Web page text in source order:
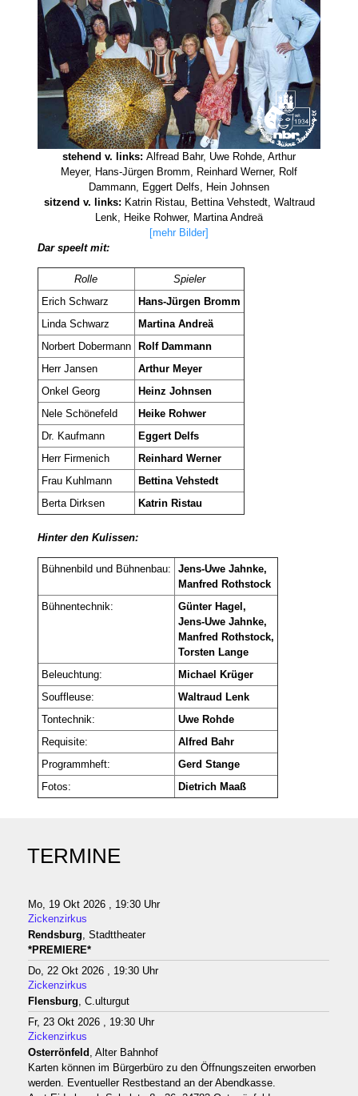
stehend v. links: Alfread Bahr, Uwe Rohde, Arthur
Meyer, Hans-Jürgen Bromm, Reinhard Werner, Rolf
Dammann, Eggert Delfs, Hein Johnsen
sitzend v. links: Katrin Ristau, Bettina Vehstedt, Waltraud
Lenk, Heike Rohwer, Martina Andreä
[mehr Bilder]
Dar speelt mit:
Rolle
Spieler
Erich Schwarz
Hans-Jürgen Bromm
Linda Schwarz
Martina Andreä
Norbert Dobermann
Rolf Dammann
Herr Jansen
Arthur Meyer
Onkel Georg
Heinz Johnsen
Nele Schönefeld
Heike Rohwer
Dr. Kaufmann
Eggert Delfs
Herr Firmenich
Reinhard Werner
Frau Kuhlmann
Bettina Vehstedt
Berta Dirksen
Katrin Ristau
Hinter den Kulissen:
Bühnenbild und Bühnenbau:
Jens-Uwe Jahnke,
Manfred Rothstock
Bühnentechnik:
Günter Hagel,
Jens-Uwe Jahnke,
Manfred Rothstock,
Torsten Lange
Beleuchtung:
Michael Krüger
Souffleuse:
Waltraud Lenk
Tontechnik:
Uwe Rohde
Requisite:
Alfred Bahr
Programmheft:
Gerd Stange
Fotos:
Dietrich Maaß
TERMINE
Mo, 19 Okt 2026 , 19:30 Uhr
Zickenzirkus
Rendsburg, Stadttheater
*PREMIERE*
Do, 22 Okt 2026 , 19:30 Uhr
Zickenzirkus
Flensburg, C.ulturgut
Fr, 23 Okt 2026 , 19:30 Uhr
Zickenzirkus
Osterrönfeld , Alter Bahnhof
Karten können im Bürgerbüro zu den Öffnungszeiten erworben
werden. Eventueller Restbestand an der Abendkasse.